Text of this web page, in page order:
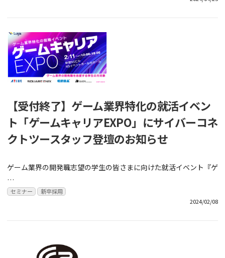
【受付終了】ゲーム業界特化の就活イベン
ト「ゲームキャリアEXPO」にサイバーコネ
クトツースタッフ登壇のお知らせ
ゲーム業界の開発職志望の学生の皆さまに向けた就活イベント『ゲ
…
セミナー
新卒採用
2024/02/08